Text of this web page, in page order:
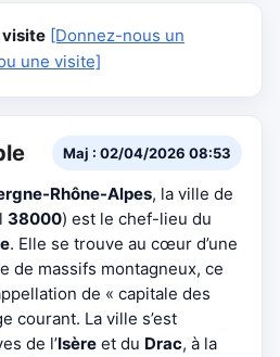
visite [Donnez-nous un
une visite]
Maj : 02/04/2026 08:53
Rhône-Alpes, la ville de
38000) est le chef-lieu du
. Elle se trouve au cœur d’une
de massifs montagneux, ce
de « capitale des
courant. La ville s’est
de l’Isère et du Drac, à la